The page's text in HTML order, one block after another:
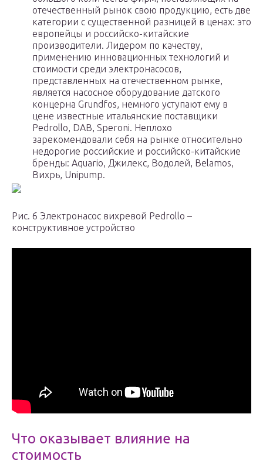
отечественный рынок свою продукцию, есть две
категории с существенной разницей в ценах: это
европейцы и российско-китайские
производители. Лидером по качеству,
применению инновационных технологий и
стоимости среди электронасосов,
представленных на отечественном рынке,
является насосное оборудование датского
концерна Grundfos, немного уступают ему в
цене известные итальянские поставщики
Pedrollo, DAB, Speroni. Неплохо
зарекомендовали себя на рынке относительно
недорогие российские и российско-китайские
бренды: Aquario, Джилекс, Водолей, Belamos,
Вихрь, Unipump.
Рис. 6 Электронасос вихревой Pedrollo –
конструктивное устройство
Что оказывает влияние на
стоимость